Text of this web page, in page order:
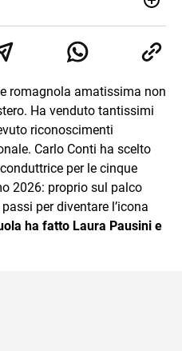
editoriali e agenzie di
nella scrittura di articoli
romagnola amatissima non
Ha venduto tantissimi
riconoscimenti
Carlo Conti ha scelto
per le cinque
2026: proprio sul palco
per diventare l’icona
ha fatto Laura Pausini e